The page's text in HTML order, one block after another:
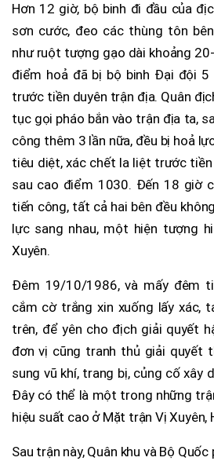
Hơn 12 giờ, bộ binh đi đầu của
sơn cước, đeo các thùng tôn
như ruột tượng gạo dài khoảng
điểm hoả đã bị bộ binh Đại đội
trước tiền duyên trận địa. Quân
tục gọi pháo bắn vào trận địa ta,
công thêm 3 lần nữa, đều bị hoả
tiêu diệt, xác chết la liệt trước tiền
sau cao điểm 1030. Đến 18 giờ
tiến công, tất cả hai bên đều
lực sang nhau, một hiện tượng
Xuyên.
Đêm 19/10/1986, và mấy đêm
cắm cờ trắng xin xuống lấy xác,
trên, để yên cho địch giải quyết
đơn vị cũng tranh thủ giải quyết
sung vũ khí, trang bị, củng cố xây
Đây có thể là một trong những
hiệu suất cao ở Mặt trận Vị Xuyên,
Sau trận này, Quân khu và Bộ